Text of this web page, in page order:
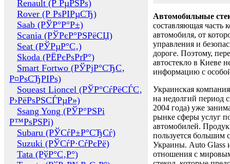
Renault (Р РµРЅРѕ)
Rover (Р РѕРІРµСЂ)
Saab (РЎР°Р°Р±)
Scania (РЎРєР°РЅРёСЏ)
Seat (РЎРµР°С‚)
Skoda (РЁРєРѕРґР°)
Smart Fortwo (РЎРјР°СЂС‚
Р¤РѕСЂРІРѕ)
Soueast Lioncel (РЎР°СѓРёСЃС‚
Р›РёРѕРЅСЃРµР»)
Ssang Yong (РЎР°РЅРі
Р™РѕРЅРі)
Subaru (РЎСѓР±Р°СЂСѓ)
Suzuki (РЎСѓР·СѓРєРё)
Tata (РўР°С‚Р°)
Автомобильные
составляющая часть
автомобиля, от
управления и
дороге. Поэтому,
автостекло в Киеве
информацию с
Украинская
на недолгий период
2004 года) уже
рынке сферы услуг
автомобилей.
пользуется большим
Украины. Auto Glass
отношения с